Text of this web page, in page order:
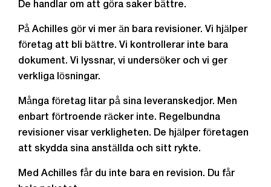
De handlar om att göra saker bättre.
På Achilles gör vi mer än bara revisioner. Vi hjälper
företag att bli bättre. Vi kontrollerar inte bara
dokument. Vi lyssnar, vi undersöker och vi ger
verkliga lösningar.
Många företag litar på sina leveranskedjor. Men
enbart förtroende räcker inte. Regelbundna
revisioner visar verkligheten. De hjälper företagen
att skydda sina anställda och sitt rykte.
Med Achilles får du inte bara en revision. Du får